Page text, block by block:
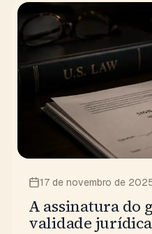
17 de novembro de
A assinatura do
validade